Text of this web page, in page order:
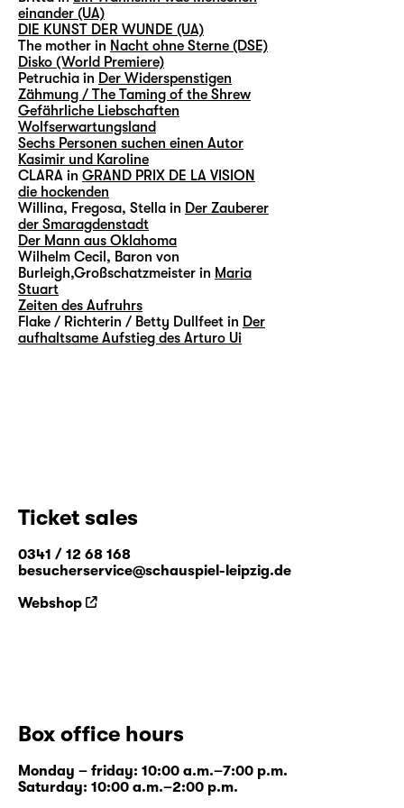
einander (UA)
DIE KUNST DER WUNDE (UA)
The mother in Nacht ohne Sterne (DSE)
Disko (World Premiere)
Petruchia in Der Widerspenstigen
Zähmung / The Taming of the Shrew
Gefährliche Liebschaften
Wolfserwartungsland
Sechs Personen suchen einen Autor
Kasimir und Karoline
CLARA in GRAND PRIX DE LA VISION
die hockenden
Willina, Fregosa, Stella in Der Zauberer
der Smaragdenstadt
Der Mann aus Oklahoma
Wilhelm Cecil, Baron von
Burleigh,Großschatzmeister in Maria
Stuart
Zeiten des Aufruhrs
Flake / Richterin / Betty Dullfeet in Der
aufhaltsame Aufstieg des Arturo Ui
Ticket sales
0341 / 12 68 168
besucherservice@schauspiel-leipzig.de
Webshop
Box office hours
Monday – friday: 10:00 a.m.–7:00 p.m.
Saturday: 10:00 a.m.–2:00 p.m.